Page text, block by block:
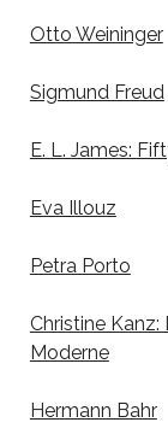
Otto Weininger
Sigmund Freud
E. L. James:
Eva Illouz
Petra Porto
Christine
Moderne
Hermann Bahr